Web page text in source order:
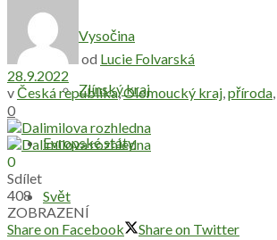
Vysočina
Zlínský kraj
Evropské státy
Svět
od Lucie Folvarská
28.9.2022
vČeská republika,Olomoucký kraj,příroda,
0
0
Sdílet
408
ZOBRAZENÍ
Share on Facebook
Share on Twitter